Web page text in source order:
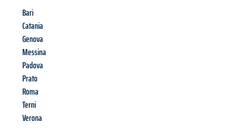
Bari
Catania
Genova
Messina
Padova
Prato
Roma
Terni
Verona